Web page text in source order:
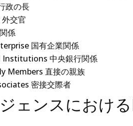
政の長
交官
係
国有企業関係
Institutions 中央銀行関係
Members 直接の親族
密接交際者
ェンスにおけ